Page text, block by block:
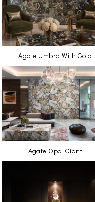
Agate Umbra With Gold
Agate Opal Giant